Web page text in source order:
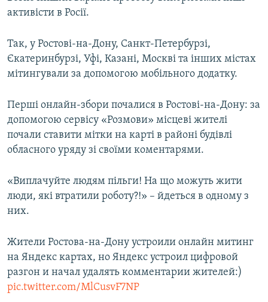
активісти в Росії.
Так, у Ростові-на-Дону, Санкт-Петербурзі,
Єкатеринбурзі, Уфі, Казані, Москві та інших містах
мітингували за допомогою мобільного додатку.
Перші онлайн-збори почалися в Ростові-на-Дону: за
допомогою сервісу «Розмови» місцеві жителі
почали ставити мітки на карті в районі будівлі
обласного уряду зі своїми коментарями.
«Виплачуйте людям пільги! На що можуть жити
люди, які втратили роботу?!» – йдеться в одному з
них.
Жители Ростова-на-Дону устроили онлайн митинг
на Яндекс картах, но Яндекс устроил цифровой
разгон и начал удалять комментарии жителей:)
pic.twitter.com/MlCusvF7NP